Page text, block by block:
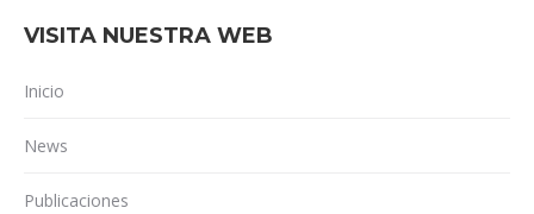
VISITA NUESTRA WEB
Inicio
News
Publicaciones